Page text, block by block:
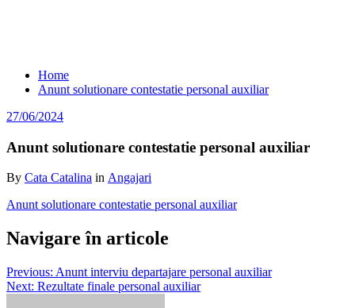
Home
Anunt solutionare contestatie personal auxiliar
27/06/2024
Anunt solutionare contestatie personal auxiliar
By Cata Catalina in Angajari
Anunt solutionare contestatie personal auxiliar
Navigare în articole
Previous: Anunt interviu departajare personal auxiliar
Next: Rezultate finale personal auxiliar